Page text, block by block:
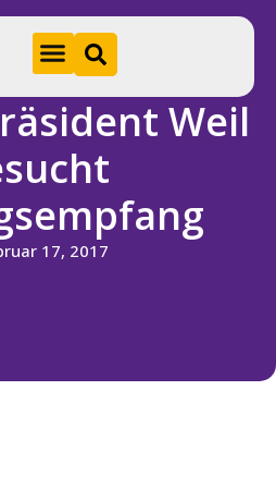
Hom
e
A
k
t
Weil
17, 2017